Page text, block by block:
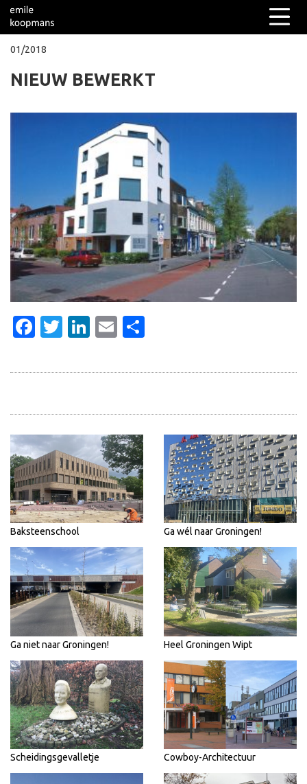
Columns
Over mij
01/2018
NIEUW BEWERKT
Facebook
Twitter
LinkedIn
Email
Baksteenschool Ga wél naar Groningen!
Ga niet naar Groningen! Heel Groningen Wipt
Scheidingsgevalletje Cowboy-Architectuur